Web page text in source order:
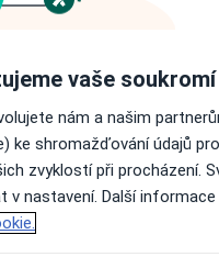
na téma
se studijních
Pracoval na klinice, v
vede lékařský kolektiv soukromého zařízení
vaše soukromí
nám a našim
ke shromažďování údajů
zvyklostí při procházení.
v nastavení. Další